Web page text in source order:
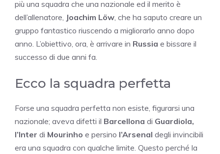
più una squadra che una nazionale ed il merito è
dell’allenatore, Joachim Löw, che ha saputo creare un
gruppo fantastico riuscendo a migliorarlo anno dopo
anno. L’obiettivo, ora, è arrivare in Russia e bissare il
successo di due anni fa.
Ecco la squadra perfetta
Forse una squadra perfetta non esiste, figurarsi una
nazionale; aveva difetti il Barcellona di Guardiola,
l’Inter di Mourinho e persino l’Arsenal degli invincibili
era una squadra con qualche limite. Questo perché la